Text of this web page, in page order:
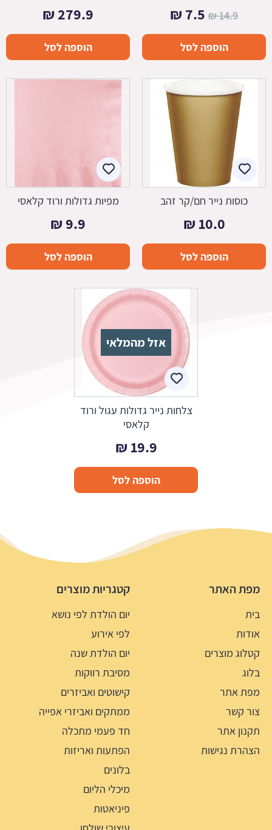
14.9
₪ המחיר
המקורי
היה:
7.5
₪
הנוכחי
הוספה לסל
279.9
₪
הוספה לסל
כוסות נייר חם/קר זהב
10.0
₪
הוספה לסל
מפיות גדולות ורוד קלאסי
9.9
₪
הוספה לסל
אזל מהמלאי
צלחות נייר גדולות עגול ורוד
קלאסי
19.9
₪
הוספה לסל
מפת האתר
בית
אודות
קטלוג מוצרים
בלוג
מפת אתר
צור קשר
תקנון אתר
הצהרת נגישות
קטגריות מוצרים
יום הולדת לפי נושא
לפי אירוע
יום הולדת שנה
מסיבת רווקות
קישוטים ואביזרים
ממתקים ואביזרי אפייה
חד פעמי מתכלה
הפתעות ואריזות
בלונים
מיכלי הליום
פיניאטות